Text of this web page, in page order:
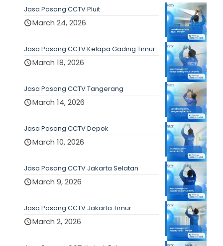
Jasa Pasang CCTV Pluit
March 24, 2026
Jasa Pasang CCTV Kelapa Gading Timur
March 18, 2026
Jasa Pasang CCTV Tangerang
March 14, 2026
Jasa Pasang CCTV Depok
March 10, 2026
Jasa Pasang CCTV Jakarta Selatan
March 9, 2026
Jasa Pasang CCTV Jakarta Timur
March 2, 2026